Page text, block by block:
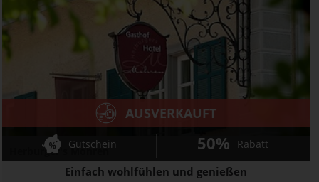
Herburger's Mohren
Einfach wohlfühlen und genießen
AUSVERKAUFT
Gutschein 50% Rabatt